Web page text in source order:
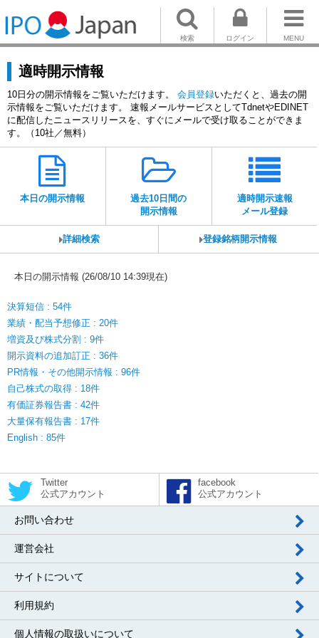
MENU
ログイン
検索
適時開示情報
10日分の開示情報をご覧いただけます。 会員登録いただくと、過去の開
示情報をご覧いただけます。 速報メールサービスとしてTdnetやEDINET
に配信したニュースリリースを、すぐにメールで受け取ることができま
す。（10社／無料）
本日の開示情報
過去10日間の
開示情報
適時開示速報
メール登録
詳細検索 登録銘柄開示情報
本日の開示情報 (26/08/10 14:39現在)
決算短信 : 54件
業績・配当予想修正 : 20件
増資及び株式分割 : 9件
開示資料の追加訂正 : 36件
PR情報・その他開示情報 : 96件
自己株式の取得 : 18件
有価証券報告書 : 42件
大量保有報告書 : 17件
English : 85件
Twitter
公式アカウント
facebook
公式アカウント
お問い合わせ
運営会社
サイトについて
利用規約
個人情報の取扱いについて